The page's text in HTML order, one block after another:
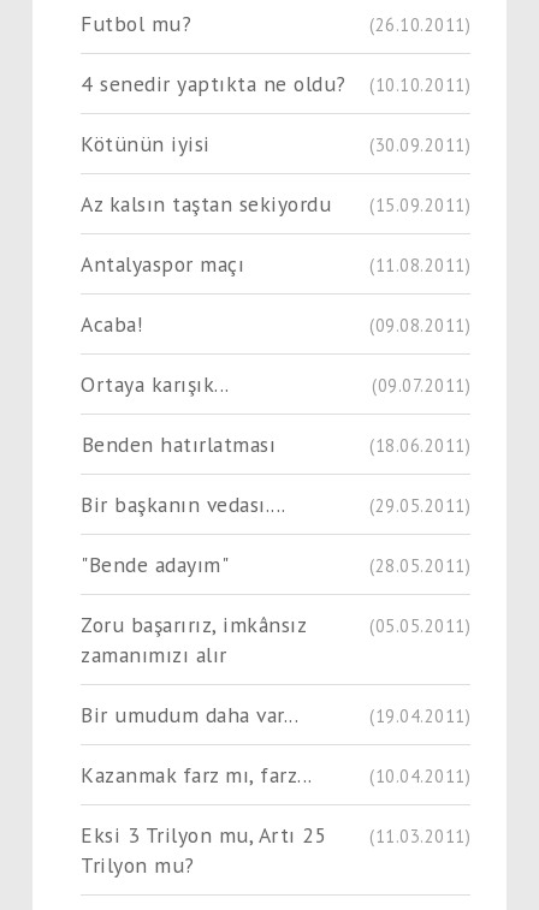
Futbol mu? (26.10.2011)
4 senedir yaptıkta ne oldu? (10.10.2011)
Kötünün iyisi (30.09.2011)
Az kalsın taştan sekiyordu (15.09.2011)
Antalyaspor maçı (11.08.2011)
Acaba! (09.08.2011)
Ortaya karışık... (09.07.2011)
Benden hatırlatması (18.06.2011)
Bir başkanın vedası.... (29.05.2011)
"Bende adayım" (28.05.2011)
Zoru başarırız, imkânsız
zamanımızı alır
(05.05.2011)
Bir umudum daha var... (19.04.2011)
Kazanmak farz mı, farz... (10.04.2011)
Eksi 3 Trilyon mu, Artı 25
Trilyon mu?
(11.03.2011)